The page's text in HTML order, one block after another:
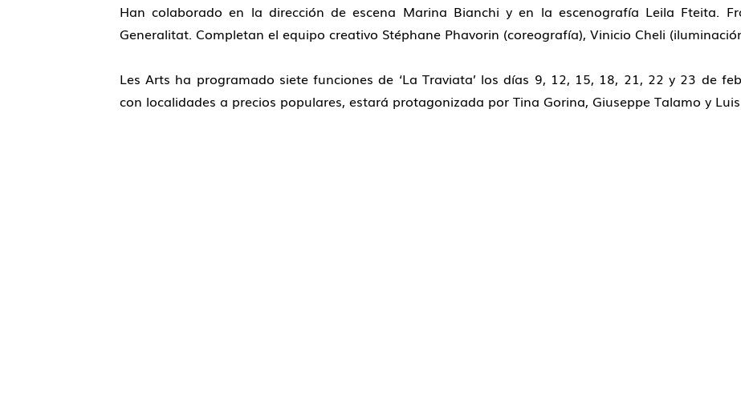
Han colaborado en la dirección de escena Marina Bianchi y en la escenografía Leila Fteita.
Generalitat. Completan el equipo creativo Stéphane Phavorin (coreografía), Vinicio Cheli
Les Arts ha programado siete funciones de ‘La Traviata’ los días 9, 12, 15, 18, 21, 22 y 23 de
con localidades a precios populares, estará protagonizada por Tina Gorina, Giuseppe Talamo y